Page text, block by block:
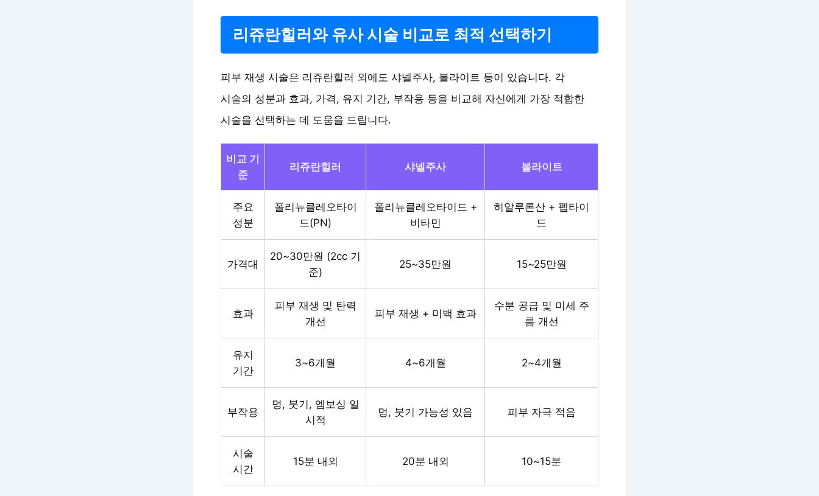
리쥬란힐러와 유사 시술 비교로 최적 선택하기
피부 재생 시술은 리쥬란힐러 외에도 샤넬주사, 볼라이트 등이 있습니다. 각
시술의 성분과 효과, 가격, 유지 기간, 부작용 등을 비교해 자신에게 가장 적합한
시술을 선택하는 데 도움을 드립니다.
비교 기
준
리쥬란힐러 샤넬주사 볼라이트
주요
성분
폴리뉴클레오타이
드(PN)
폴리뉴클레오타이드 +
비타민
히알루론산 + 펩타이
드
가격대
20~30만원 (2cc 기
준)
25~35만원 15~25만원
효과
피부 재생 및 탄력
개선
피부 재생 + 미백 효과
수분 공급 및 미세 주
름 개선
유지
기간
3~6개월 4~6개월 2~4개월
부작용
멍, 붓기, 엠보싱 일
시적
멍, 붓기 가능성 있음 피부 자극 적음
시술
시간
15분 내외 20분 내외 10~15분